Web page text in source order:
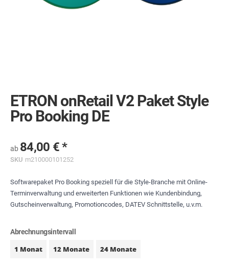
beginning
of
the
ETRON onRetail V2 Paket Style
Pro Booking DE
ab 84,00 €
SKU m210000101252
Softwarepaket Pro Booking speziell für die Style-Branche mit Online-
Terminverwaltung und erweiterten Funktionen wie Kundenbindung,
Gutscheinverwaltung, Promotioncodes, DATEV Schnittstelle, u.v.m.
Abrechnungsintervall
1 Monat 12 Monate 24 Monate